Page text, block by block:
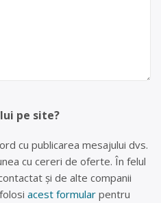
pe site?
cu publicarea mesajului dvs.
cu cereri de oferte. În felul
și de alte companii
acest formular pentru